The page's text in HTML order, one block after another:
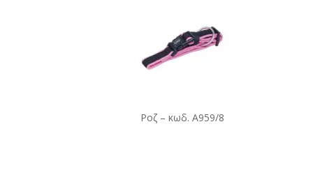
Ροζ – κωδ. A959/8